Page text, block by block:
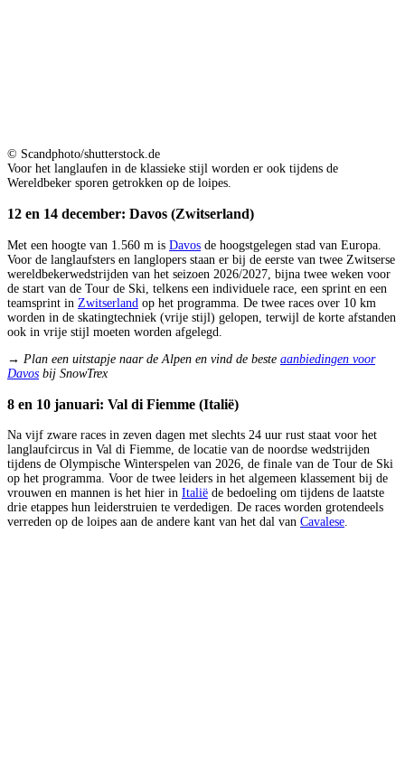
© Scandphoto/shutterstock.de
Voor het langlaufen in de klassieke stijl worden er ook tijdens de
Wereldbeker sporen getrokken op de loipes.
12 en 14 december: Davos (Zwitserland)
Met een hoogte van 1.560 m is Davos de hoogstgelegen stad van Europa.
Voor de langlaufsters en langlopers staan er bij de eerste van twee Zwitserse
wereldbekerwedstrijden van het seizoen 2026/2027, bijna twee weken voor
de start van de Tour de Ski, telkens een individuele race, een sprint en een
teamsprint in Zwitserland op het programma. De twee races over 10 km
worden in de skatingtechniek (vrije stijl) gelopen, terwijl de korte afstanden
ook in vrije stijl moeten worden afgelegd.
→ Plan een uitstapje naar de Alpen en vind de beste aanbiedingen voor
Davos bij SnowTrex
8 en 10 januari: Val di Fiemme (Italië)
Na vijf zware races in zeven dagen met slechts 24 uur rust staat voor het
langlaufcircus in Val di Fiemme, de locatie van de noordse wedstrijden
tijdens de Olympische Winterspelen van 2026, de finale van de Tour de Ski
op het programma. Voor de twee leiders in het algemeen klassement bij de
vrouwen en mannen is het hier in Italië de bedoeling om tijdens de laatste
drie etappes hun leiderstruien te verdedigen. De races worden grotendeels
verreden op de loipes aan de andere kant van het dal van Cavalese.